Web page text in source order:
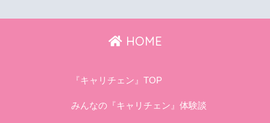
HOME
『キャリチェン』TOP
みんなの『キャリチェン』体験談